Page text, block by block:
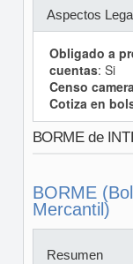
Aspectos
Obligado a
cuentas: Si
Censo
Cotiza en
BORME de
BORME
Mercantil)
Resumen